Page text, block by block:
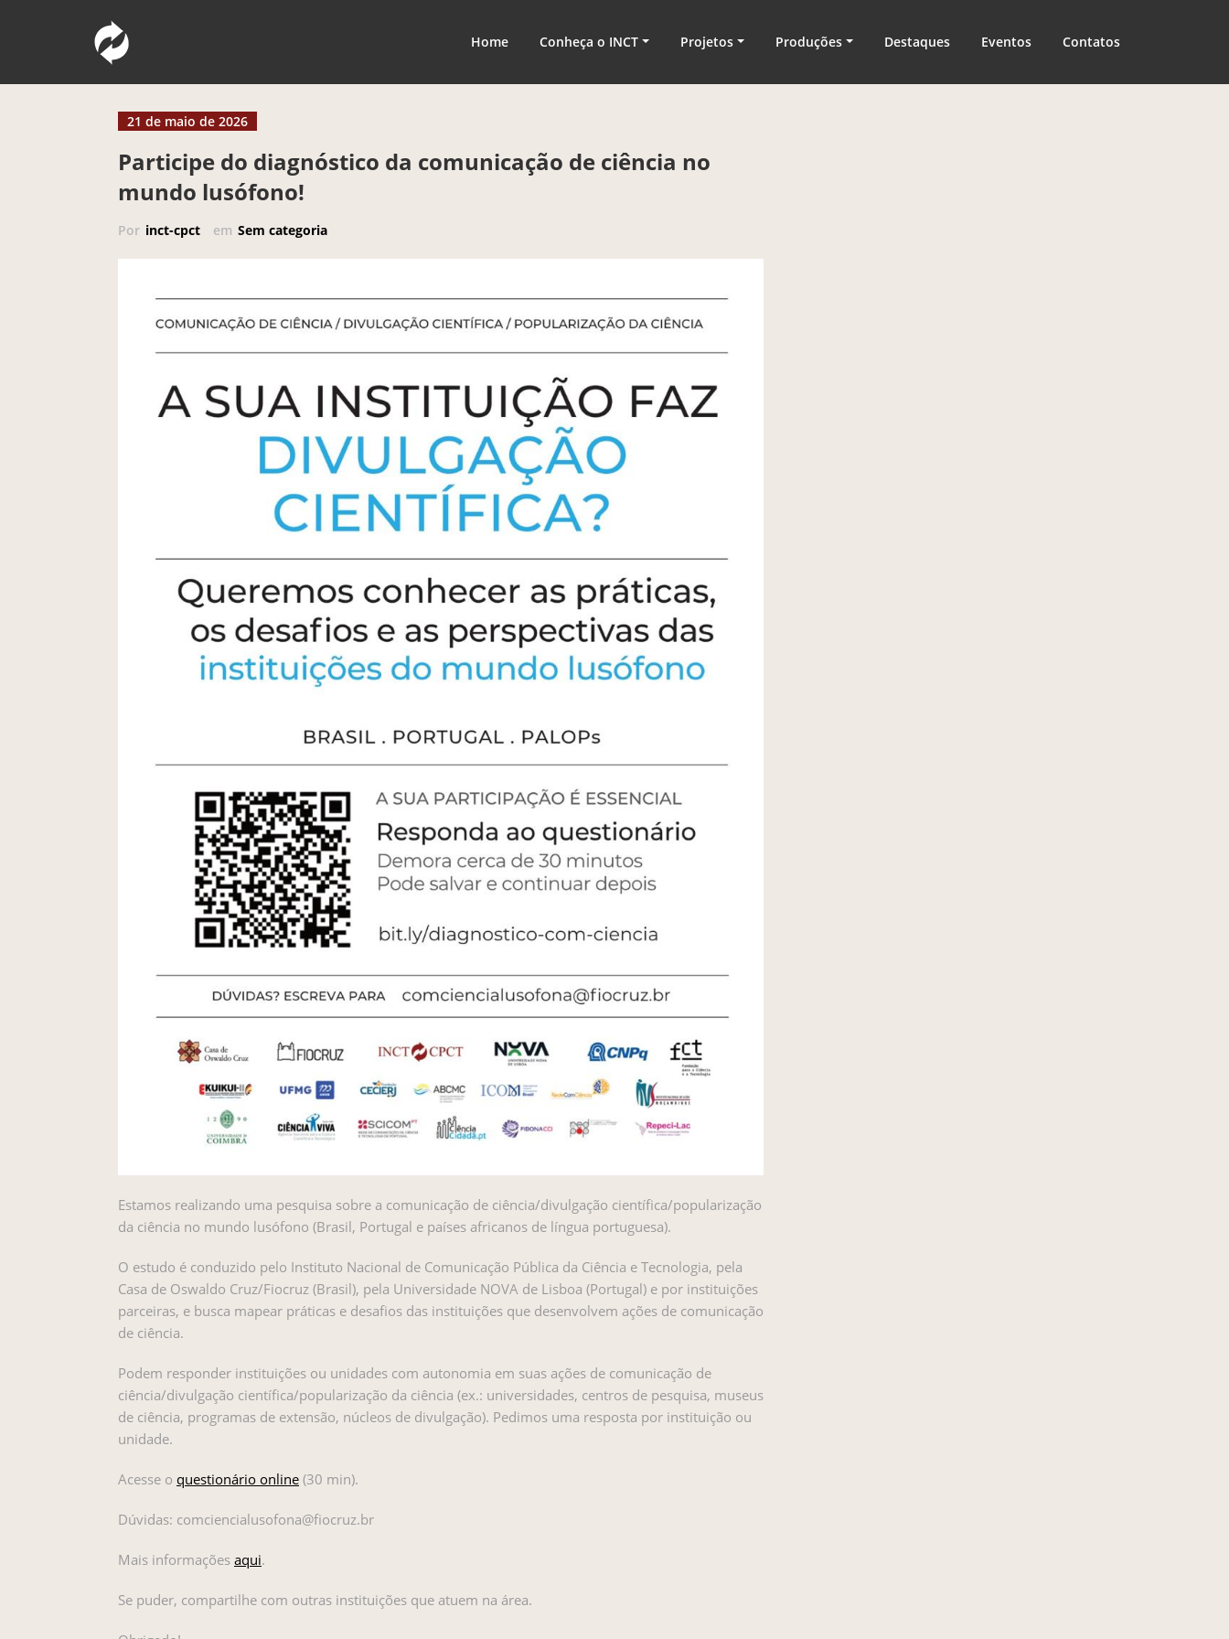
Home Conheça o INCT Projetos Produções Destaques Eventos Contatos
21 de maio de 2026
Participe do diagnóstico da comunicação de ciência no
mundo lusófono!
Por inct-cpct em Sem categoria
Estamos realizando uma pesquisa sobre a comunicação de ciência/divulgação científica/popularização
da ciência no mundo lusófono (Brasil, Portugal e países africanos de língua portuguesa).
O estudo é conduzido pelo Instituto Nacional de Comunicação Pública da Ciência e Tecnologia, pela
Casa de Oswaldo Cruz/Fiocruz (Brasil), pela Universidade NOVA de Lisboa (Portugal) e por instituições
parceiras, e busca mapear práticas e desafios das instituições que desenvolvem ações de comunicação
de ciência.
Podem responder instituições ou unidades com autonomia em suas ações de comunicação de
ciência/divulgação científica/popularização da ciência (ex.: universidades, centros de pesquisa, museus
de ciência, programas de extensão, núcleos de divulgação). Pedimos uma resposta por instituição ou
unidade.
Acesse o questionário online (30 min).
Dúvidas: comciencialusofona@fiocruz.br
Mais informações aqui.
Se puder, compartilhe com outras instituições que atuem na área.